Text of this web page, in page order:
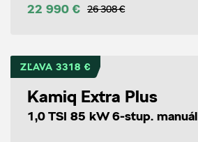
22 990 € 26 308 €
ZĽAVA 3318 €
Kamiq Extra Plus
1,0 TSI 85 kW 6-stup. manuál